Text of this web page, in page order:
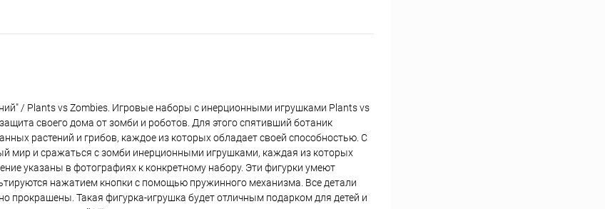
/ Plants vs Zombies. Игровые наборы с инерционными игрушками Plants vs
своего дома от зомби и роботов. Для этого спятивший ботаник
растений и грибов, каждое из которых обладает своей способностью. С
мир и сражаться с зомби инерционными игрушками, каждая из которых
указаны в фотографиях к конкретному набору. Эти фигурки умеют
нажатием кнопки с помощью пружинного механизма. Все детали
прокрашены. Такая фигурка-игрушка будет отличным подарком для детей и